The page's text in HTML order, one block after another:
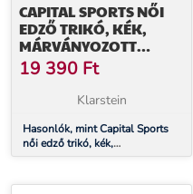
CAPITAL SPORTS NŐI
EDZŐ TRIKÓ, KÉK,
MÁRVÁNYOZOTT
HATÁSÚ, M MÉRET
19 390 Ft
Klarstein
Hasonlók, mint Capital Sports
női edző trikó, kék,
márványozott hatású, M méret